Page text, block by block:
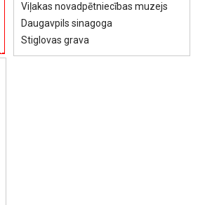
Viļakas novadpētniecības muzejs
Daugavpils sinagoga
Stiglovas grava